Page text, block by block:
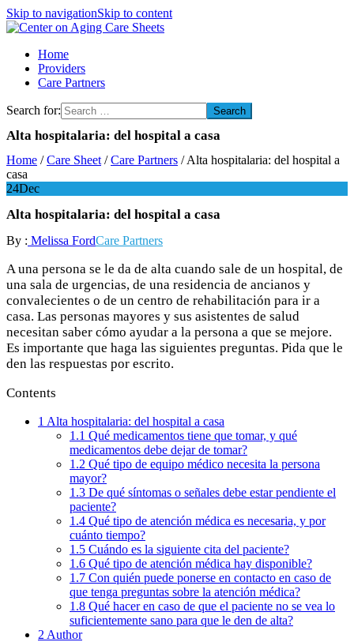
Skip to navigationSkip to content
Center on Aging Care Sheets
Home
Providers
Care Partners
Search for:
Alta hospitalaria: del hospital a casa
Home /Care Sheet /Care Partners /Alta hospitalaria: del hospital a
casa
24Dec
Alta hospitalaria: del hospital a casa
By : Melissa FordCare Partners
A una persona se le da de alta cuando sale de un hospital, de
una sala de urgencias, de una residencia de ancianos y
convalecientes o de un centro de rehabilitación para ir a
casa. Las personas mayores y sus asistentes de salud
necesitan saber cómo ayudar a la persona a que se mejore.
Es importante que haga las siguientes preguntas. Pida que le
den las respuestas por escrito.
Contents
1 Alta hospitalaria: del hospital a casa
1.1 Qué medicamentos tiene que tomar, y qué
medicamentos debe dejar de tomar?
1.2 Qué tipo de equipo médico necesita la persona
mayor?
1.3 De qué síntomas o señales debe estar pendiente el
paciente?
1.4 Qué tipo de atención médica es necesaria, y por
cuánto tiempo?
1.5 Cuándo es la siguiente cita del paciente?
1.6 Qué tipo de atención médica hay disponible?
1.7 Con quién puede ponerse en contacto en caso de
que tenga preguntas sobre la atención médica?
1.8 Qué hacer en caso de que el paciente no se vea lo
suficientemente sano para que le den de alta?
2 Author